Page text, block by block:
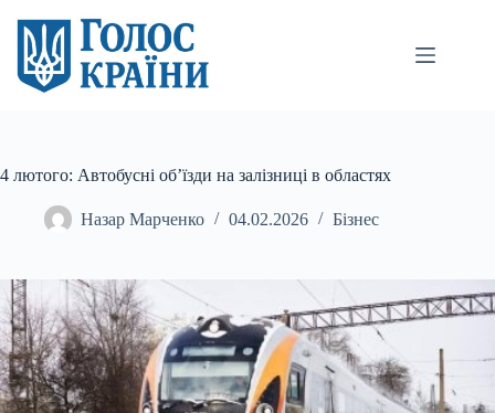
вмісту
4 лютого: Автобусні об’їзди на залізниці в областях
Назар Марченко 04.02.2026 Бізнес